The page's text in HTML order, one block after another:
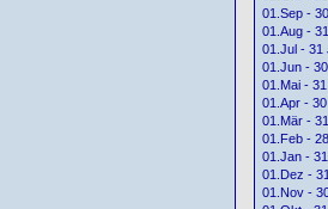
01.Sep -
01.Aug -
01.Jul - 31
01.Jun -
01.Mai -
01.Apr -
01.Mär -
01.Feb -
01.Jan -
01.Dez -
01.Nov -